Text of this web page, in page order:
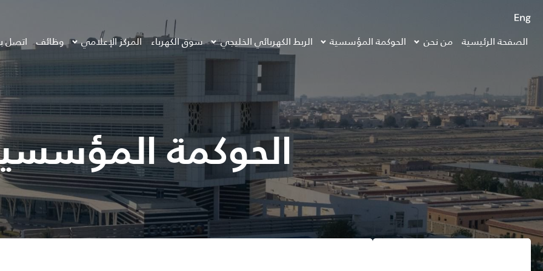
الصفحة الرئيسية من نحن الحوكمة المؤسسية الربط الكهربائي الخليجي سوق الكهرباء المركز الإعلامي وظائف اتصل
الحوكمة